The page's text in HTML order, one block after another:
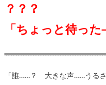
？？？
「ちょっと待っ
「誰……？ 大きな声……うるさ